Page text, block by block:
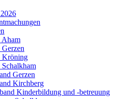
Aham
Kröning
Gerzen
Kirchberg
Kinderbildung und -betreuung